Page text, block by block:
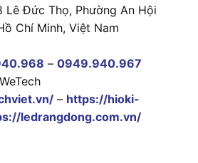
Lê Đức Thọ, Phường An Hội
Chí Minh, Việt Nam
– 0949.940.967
– https://hioki-
ledrangdong.com.vn/